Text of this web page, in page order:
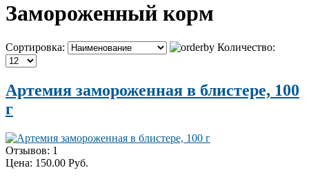
Замороженный корм
Сортировка: Количество:
Артемия замороженная в блистере, 100
г
Отзывов: 1
Цена: 150.00 Руб.